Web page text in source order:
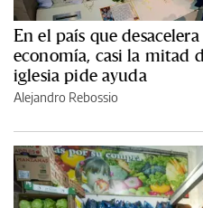
En el país que
economía, casi la mitad
iglesia pide ayuda
Alejandro Rebossio